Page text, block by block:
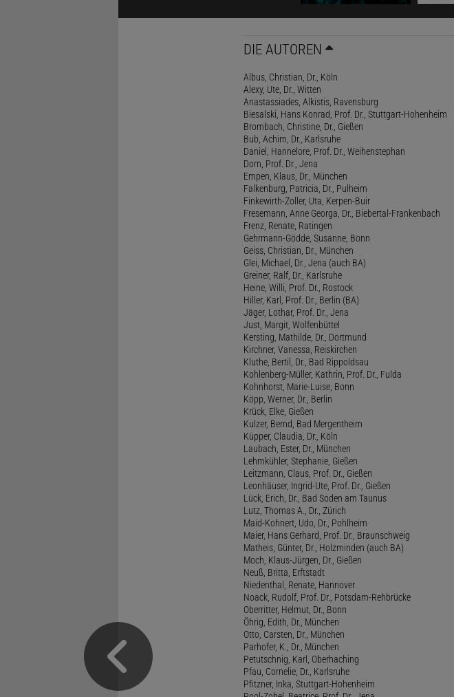
DIE AUTOREN
Albus, Christian, Dr., Köln
Alexy, Ute, Dr., Witten
Anastassiades, Alkistis, Ravensburg
Biesalski, Hans Konrad, Prof. Dr., Stuttgart-Hohenheim
Brombach, Christine, Dr., Gießen
Bub, Achim, Dr., Karlsruhe
Daniel, Hannelore, Prof. Dr., Weihenstephan
Dorn, Prof. Dr., Jena
Empen, Klaus, Dr., München
Falkenburg, Patricia, Dr., Pulheim
Finkewirth-Zoller, Uta, Kerpen-Buir
Fresemann, Anne Georga, Dr., Biebertal-Frankenbach
Frenz, Renate, Ratingen
Gehrmann-Gödde, Susanne, Bonn
Geiss, Christian, Dr., München
Glei, Michael, Dr., Jena (auch BA)
Greiner, Ralf, Dr., Karlsruhe
Heine, Willi, Prof. Dr., Rostock
Hiller, Karl, Prof. Dr., Berlin (BA)
Jäger, Lothar, Prof. Dr., Jena
Just, Margit, Wolfenbüttel
Kersting, Mathilde, Dr., Dortmund
Kirchner, Vanessa, Reiskirchen
Kluthe, Bertil, Dr., Bad Rippoldsau
Kohlenberg-Müller, Kathrin, Prof. Dr., Fulda
Kohnhorst, Marie-Luise, Bonn
Köpp, Werner, Dr., Berlin
Krück, Elke, Gießen
Kulzer, Bernd, Bad Mergentheim
Küpper, Claudia, Dr., Köln
Laubach, Ester, Dr., München
Lehmkühler, Stephanie, Gießen
Leitzmann, Claus, Prof. Dr., Gießen
Leonhäuser, Ingrid-Ute, Prof. Dr., Gießen
Lück, Erich, Dr., Bad Soden am Taunus
Lutz, Thomas A., Dr., Zürich
Maid-Kohnert, Udo, Dr., Pohlheim
Maier, Hans Gerhard, Prof. Dr., Braunschweig
Matheis, Günter, Dr., Holzminden (auch BA)
Moch, Klaus-Jürgen, Dr., Gießen
Neuß, Britta, Erftstadt
Niedenthal, Renate, Hannover
Noack, Rudolf, Prof. Dr., Potsdam-Rehbrücke
Oberritter, Helmut, Dr., Bonn
Öhrig, Edith, Dr., München
Otto, Carsten, Dr., München
Parhofer, K., Dr., München
Petutschnig, Karl, Oberhaching
Pfau, Cornelie, Dr., Karlsruhe
Pfitzner, Inka, Stuttgart-Hohenheim